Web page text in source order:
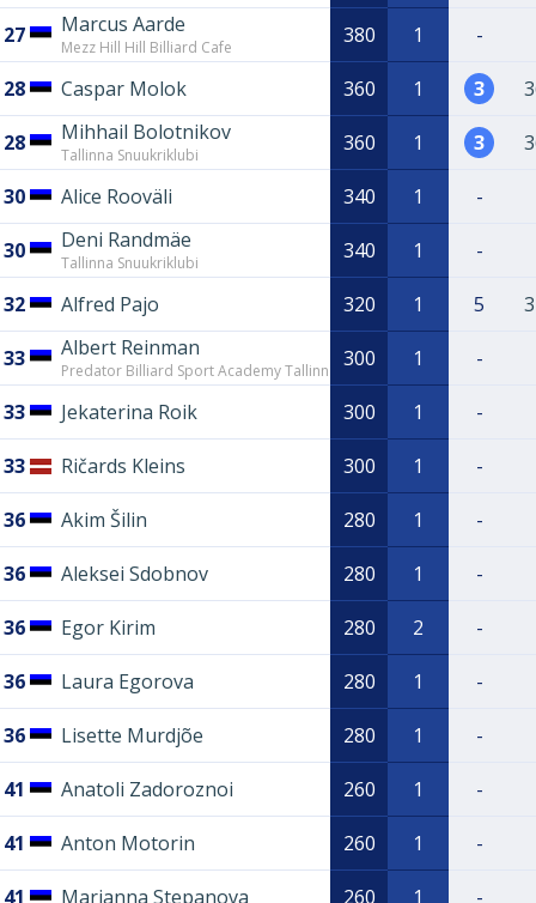
27 Marcus Aarde
Mezz Hill Hill Billiard Cafe 380 1 -
28 Caspar Molok 360 1 3
28 Mihhail Bolotnikov
Tallinna Snuukriklubi 360 1 3
30 Alice Rooväli 340 1 -
30 Deni Randmäe
Tallinna Snuukriklubi 340 1 -
32 Alfred Pajo 320 1 5
33 Albert Reinman
Predator Billiard Sport Academy Tallinn 300 1 -
33 Jekaterina Roik 300 1 -
33 Ričards Kleins 300 1 -
36 Akim Šilin 280 1 -
36 Aleksei Sdobnov 280 1 -
36 Egor Kirim 280 2 -
36 Laura Egorova 280 1 -
36 Lisette Murdjõe 280 1 -
41 Anatoli Zadoroznoi 260 1 -
41 Anton Motorin 260 1 -
41 Marianna Stepanova 260 1 -